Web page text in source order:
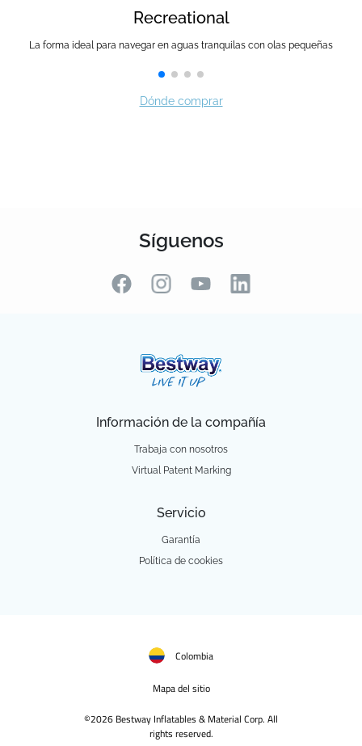
Síguenos
Información de la compañía
Trabaja con nosotros
Virtual Patent Marking
Servicio
Garantía
Política de cookies
Colombia
Mapa del sitio
©2026 Bestway Inflatables & Material Corp. All
rights reserved.